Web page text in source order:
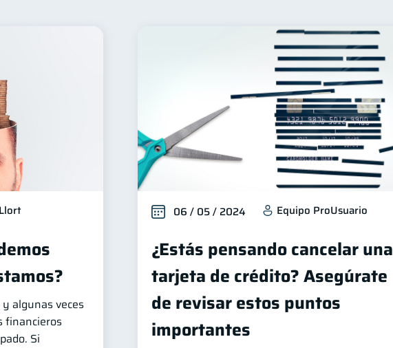
Ciberseguridad 5
Criptomonedas
Finanzas en Pareja
Información financiera inversiones 1
Gasto responsable información financiera
algunas veces
financieros
Si
06 / 05 / 2024 Equipo ProUsuario
¿Estás pensando cancelar una
tarjeta de crédito? Asegúrate
de revisar estos puntos
importantes